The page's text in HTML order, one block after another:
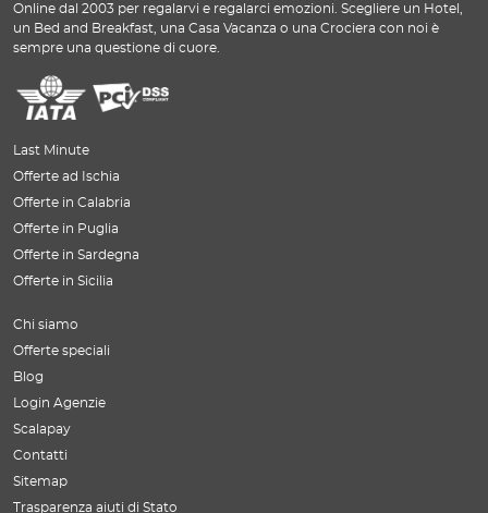
Online dal 2003 per regalarvi e regalarci emozioni. Scegliere un Hotel,
un Bed and Breakfast, una Casa Vacanza o una Crociera con noi è
sempre una questione di cuore.
Last Minute
Offerte ad Ischia
Offerte in Calabria
Offerte in Puglia
Offerte in Sardegna
Offerte in Sicilia
Chi siamo
Offerte speciali
Blog
Login Agenzie
Scalapay
Contatti
Sitemap
Trasparenza aiuti di Stato